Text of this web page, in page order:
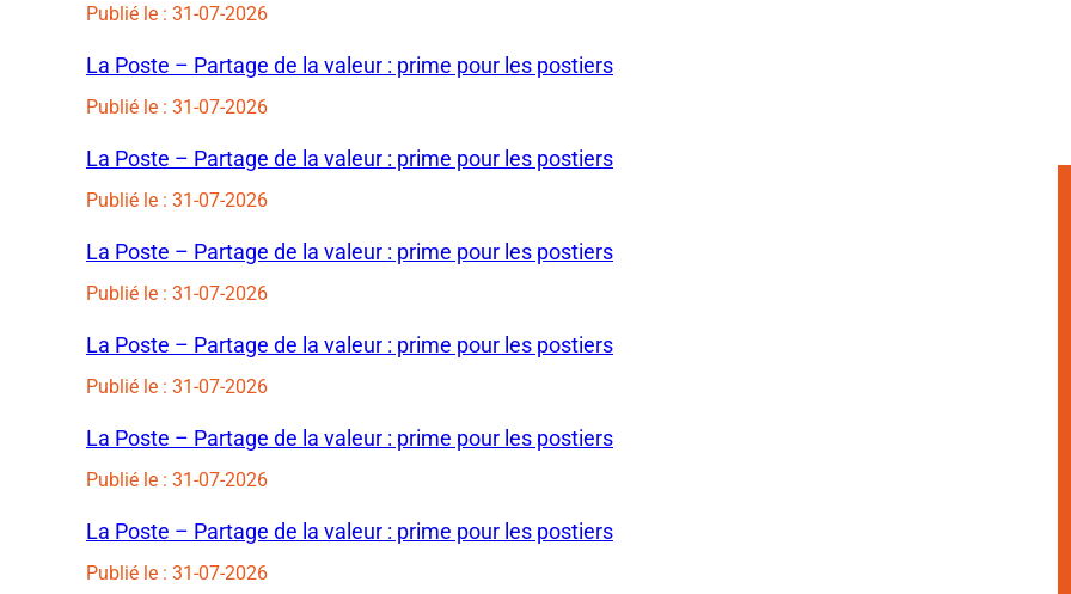
Publié le : 31-07-2026
La Poste – Partage de la valeur : prime pour les postiers
Publié le : 31-07-2026
La Poste – Partage de la valeur : prime pour les postiers
Publié le : 31-07-2026
La Poste – Partage de la valeur : prime pour les postiers
Publié le : 31-07-2026
La Poste – Partage de la valeur : prime pour les postiers
Publié le : 31-07-2026
La Poste – Partage de la valeur : prime pour les postiers
Publié le : 31-07-2026
La Poste – Partage de la valeur : prime pour les postiers
Publié le : 31-07-2026